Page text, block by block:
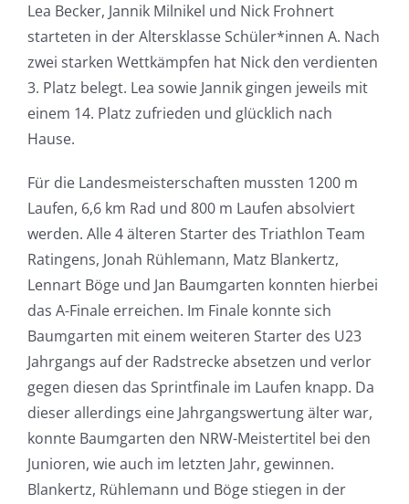
Lea Becker, Jannik Milnikel und Nick Frohnert
starteten in der Altersklasse Schüler*innen A. Nach
zwei starken Wettkämpfen hat Nick den verdienten
3. Platz belegt. Lea sowie Jannik gingen jeweils mit
einem 14. Platz zufrieden und glücklich nach
Hause.
Für die Landesmeisterschaften mussten 1200 m
Laufen, 6,6 km Rad und 800 m Laufen absolviert
werden. Alle 4 älteren Starter des Triathlon Team
Ratingens, Jonah Rühlemann, Matz Blankertz,
Lennart Böge und Jan Baumgarten konnten hierbei
das A-Finale erreichen. Im Finale konnte sich
Baumgarten mit einem weiteren Starter des U23
Jahrgangs auf der Radstrecke absetzen und verlor
gegen diesen das Sprintfinale im Laufen knapp. Da
dieser allerdings eine Jahrgangswertung älter war,
konnte Baumgarten den NRW-Meistertitel bei den
Junioren, wie auch im letzten Jahr, gewinnen.
Blankertz, Rühlemann und Böge stiegen in der